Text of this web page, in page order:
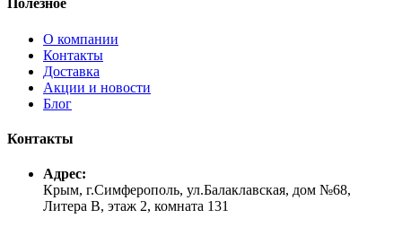
Полезное
О компании
Контакты
Доставка
Акции и новости
Блог
Контакты
Адрес:
Крым, г.Симферополь, ул.Балаклавская, дом №68,
Литера В, этаж 2, комната 131